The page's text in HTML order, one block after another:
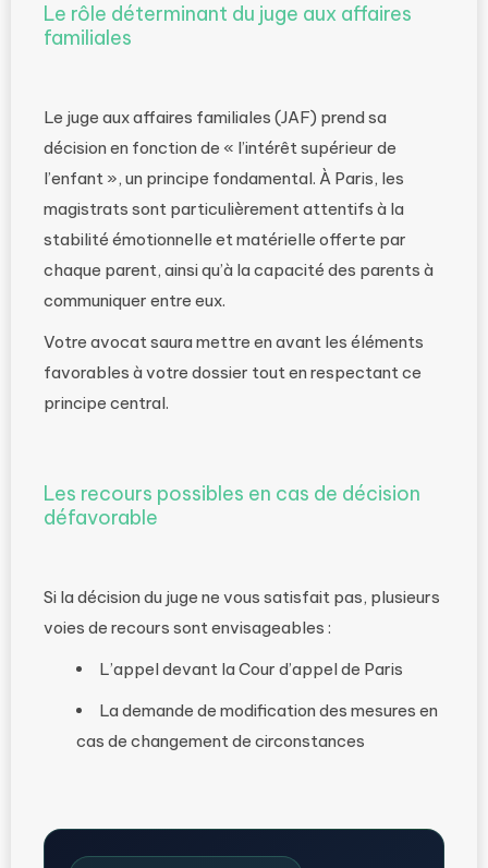
Le rôle déterminant du juge aux affaires
familiales
Le juge aux affaires familiales (JAF) prend sa
décision en fonction de « l’intérêt supérieur de
l’enfant », un principe fondamental. À Paris, les
magistrats sont particulièrement attentifs à la
stabilité émotionnelle et matérielle offerte par
chaque parent, ainsi qu’à la capacité des parents à
communiquer entre eux.
Votre avocat saura mettre en avant les éléments
favorables à votre dossier tout en respectant ce
principe central.
Les recours possibles en cas de décision
défavorable
Si la décision du juge ne vous satisfait pas, plusieurs
voies de recours sont envisageables :
L’appel devant la Cour d’appel de Paris
La demande de modification des mesures en
cas de changement de circonstances